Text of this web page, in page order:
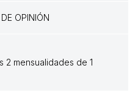
OPINIÓN
2 mensualidades de 1